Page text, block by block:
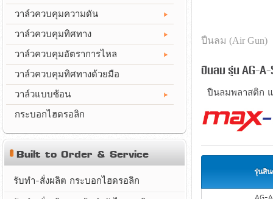
ปืนลม (Air Gun)
ปืนลม รุ่น AG-A-
ปืนลมพลาสติก แ
รุ่นสิ
AG-
วาล์วควบคุมความดัน
วาล์วควบคุมทิศทาง
วาล์วควบคุมอัตราการไหล
วาล์วควบคุมทิศทางด้วยมือ
วาล์วแบบซ้อน
กระบอกไฮดรอลิก
Built to Order & Service
รับทำ-สั่งผลิต กระบอกไฮดรอลิก